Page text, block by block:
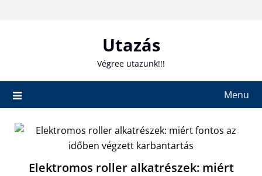
Utazás
Végree utazunk!!!
Menu
Elektromos roller alkatrészek: miért